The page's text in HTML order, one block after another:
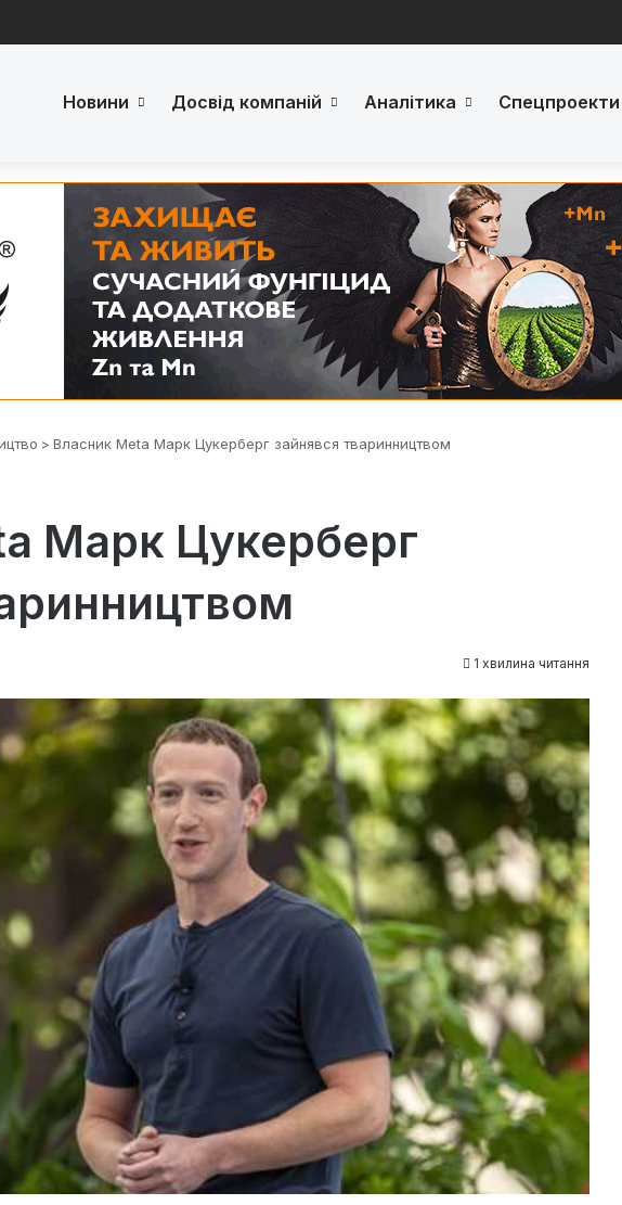
Новини Досвід компаній Аналітика Спецпроекти
> Власник Meta Марк Цукерберг зайнявся тваринництвом
Марк Цукерберг
1 хвилина читання